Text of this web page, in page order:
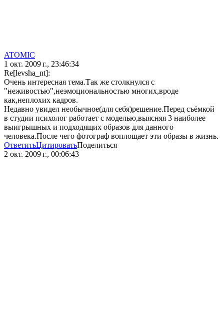
ATOMIC
1 окт. 2009 г., 23:46:34
Re[levsha_nt]:
Очень интересная тема.Так же столкнулся с
"неживостью",неэмоциональностью многих,вроде
как,неплохих кадров.
Недавно увидел необычное(для себя)решение.Перед съёмкой
в студии психолог работает с моделью,выясняя 3 наиболее
выигрышных и подходящих образов для данного
человека.После чего фотограф воплощает эти образы в жизнь.
ОтветитьЦитироватьПоделиться
2 окт. 2009 г., 00:06:43